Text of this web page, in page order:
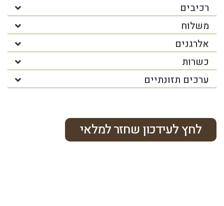
רכיבים
משלוח
אלרגנים
כשרות
ערכים תזונתיים
לחץ לעידכון שחזר למלאי